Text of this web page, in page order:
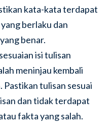
kata-kata terdapat
berlaku dan
benar.
isi tulisan
meninjau kembali
Pastikan tulisan sesuai
dan tidak terdapat
fakta yang salah.